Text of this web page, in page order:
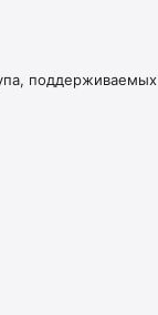
поддерживаемых